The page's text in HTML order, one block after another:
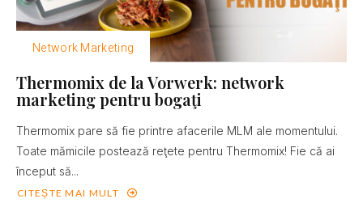
Network Marketing
Thermomix de la Vorwerk: network
marketing pentru bogaţi
Thermomix pare să fie printre afacerile MLM ale momentului.
Toate mămicile postează reţete pentru Thermomix! Fie că ai
început să...
CITEȘTE MAI MULT